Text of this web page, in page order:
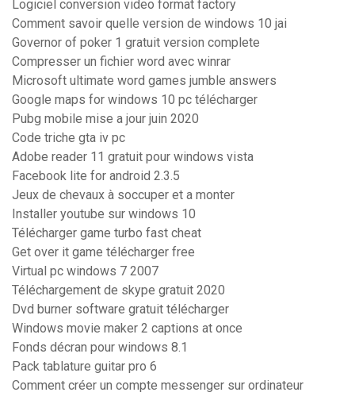
Logiciel conversion video format factory
Comment savoir quelle version de windows 10 jai
Governor of poker 1 gratuit version complete
Compresser un fichier word avec winrar
Microsoft ultimate word games jumble answers
Google maps for windows 10 pc télécharger
Pubg mobile mise a jour juin 2020
Code triche gta iv pc
Adobe reader 11 gratuit pour windows vista
Facebook lite for android 2.3.5
Jeux de chevaux à soccuper et a monter
Installer youtube sur windows 10
Télécharger game turbo fast cheat
Get over it game télécharger free
Virtual pc windows 7 2007
Téléchargement de skype gratuit 2020
Dvd burner software gratuit télécharger
Windows movie maker 2 captions at once
Fonds décran pour windows 8.1
Pack tablature guitar pro 6
Comment créer un compte messenger sur ordinateur